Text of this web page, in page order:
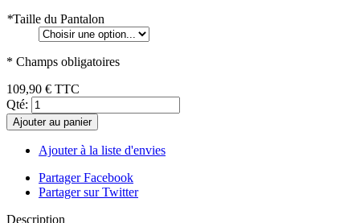
*Taille du Pantalon
* Champs obligatoires
109,90 € TTC
Qté:
Ajouter au panier
Ajouter à la liste d'envies
Partager Facebook
Partager sur Twitter
Description